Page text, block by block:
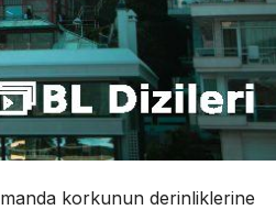
korkunun derinliklerine